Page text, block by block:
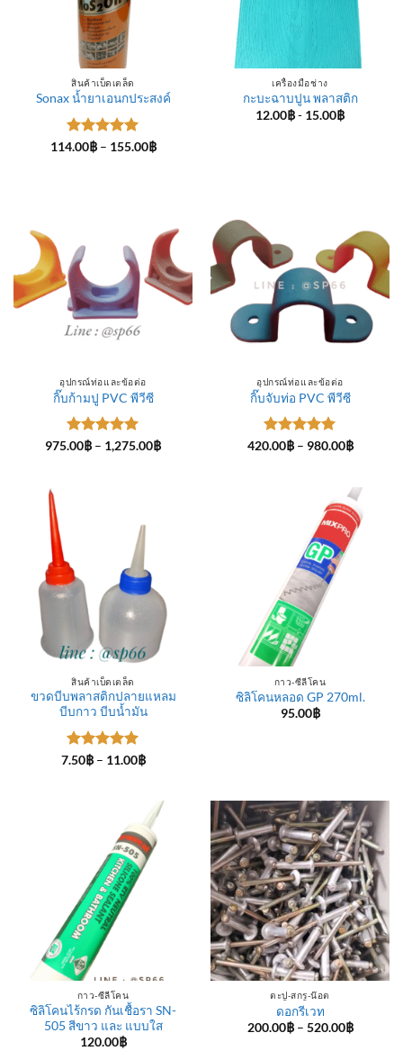
สินค้าเบ็ดเตล็ด
Sonax น้ำยาเอนกประสงค์
ให้คะแนน
114.00฿ – 155.00฿Price
เครื่องมือช่าง
กะบะฉาบปูน พลาสติก
12.00฿- 15.00฿
อุปกรณ์ท่อและข้อต่อ
กิ๊บก้ามปู PVC พีวีซี
ให้คะแนน
975.00฿ – 1,275.00฿Price
อุปกรณ์ท่อและข้อต่อ
กิ๊บจับท่อ PVC พีวีซี
ให้คะแนน
420.00฿ – 980.00฿Price
980.00฿
สินค้าเบ็ดเตล็ด
ขวดบีบพลาสติกปลายแหลม
บีบกาว บีบน้ำมัน
ให้คะแนน
7.50฿ – 11.00฿Price
11.00฿
กาว-ซีลีโคน
ซิลิโคนหลอด GP 270ml.
95.00฿
กาว-ซีลีโคน
ซิลิโคนไร้กรด กันเชื้อรา SN-
505 สีขาว และ แบบใส
120.00฿
ตะปู-สกรู-น๊อต
ดอกรีเวท
200.00฿ – 520.00฿Price